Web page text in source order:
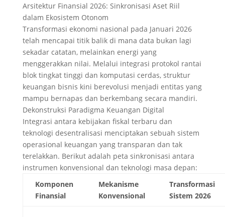
Arsitektur Finansial 2026: Sinkronisasi Aset Riil
dalam Ekosistem Otonom
Transformasi ekonomi nasional pada Januari 2026
telah mencapai titik balik di mana data bukan lagi
sekadar catatan, melainkan energi yang
menggerakkan nilai. Melalui integrasi protokol rantai
blok tingkat tinggi dan komputasi cerdas, struktur
keuangan bisnis kini berevolusi menjadi entitas yang
mampu bernapas dan berkembang secara mandiri.
Dekonstruksi Paradigma Keuangan Digital
Integrasi antara kebijakan fiskal terbaru dan
teknologi desentralisasi menciptakan sebuah sistem
operasional keuangan yang transparan dan tak
terelakkan. Berikut adalah peta sinkronisasi antara
instrumen konvensional dan teknologi masa depan:
Komponen
Finansial
Mekanisme
Konvensional
Transformasi
Sistem 2026